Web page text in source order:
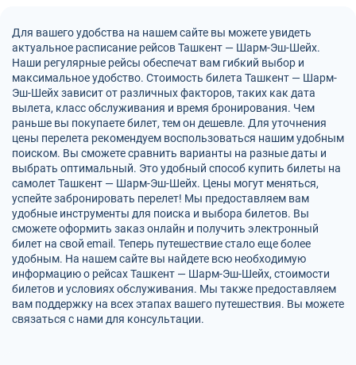
Для вашего удобства на нашем сайте вы можете увидеть
актуальное расписание рейсов Ташкент — Шарм-Эш-Шейх.
Наши регулярные рейсы обеспечат вам гибкий выбор и
максимальное удобство. Стоимость билета Ташкент — Шарм-
Эш-Шейх зависит от различных факторов, таких как дата
вылета, класс обслуживания и время бронирования. Чем
раньше вы покупаете билет, тем он дешевле. Для уточнения
цены перелета рекомендуем воспользоваться нашим удобным
поиском. Вы сможете сравнить варианты на разные даты и
выбрать оптимальный. Это удобный способ купить билеты на
самолет Ташкент — Шарм-Эш-Шейх. Цены могут меняться,
успейте забронировать перелет! Мы предоставляем вам
удобные инструменты для поиска и выбора билетов. Вы
сможете оформить заказ онлайн и получить электронный
билет на свой email. Теперь путешествие стало еще более
удобным. На нашем сайте вы найдете всю необходимую
информацию о рейсах Ташкент — Шарм-Эш-Шейх, стоимости
билетов и условиях обслуживания. Мы также предоставляем
вам поддержку на всех этапах вашего путешествия. Вы можете
связаться с нами для консультации.